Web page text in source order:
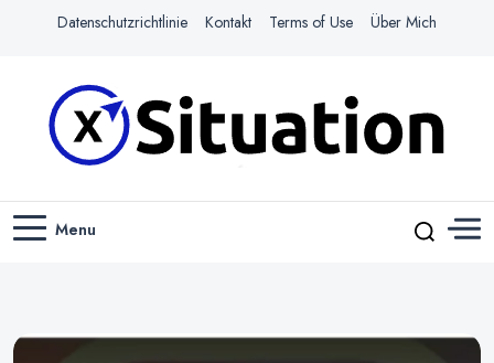
Datenschutzrichtlinie Kontakt Terms of Use Über Mich
X-SITUATION
Menu